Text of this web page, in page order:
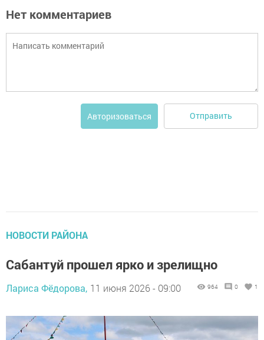
Нет комментариев
Авторизоваться Отправить
НОВОСТИ РАЙОНА
Сабантуй прошел ярко и зрелищно
Лариса Фёдорова, 11 июня 2026 - 09:00 964 0 1